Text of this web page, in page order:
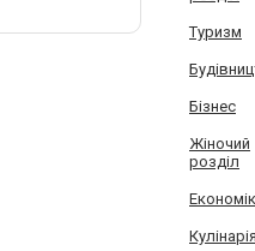
Туризм
Бізнес
Жіночий
розділ
Кулінарія